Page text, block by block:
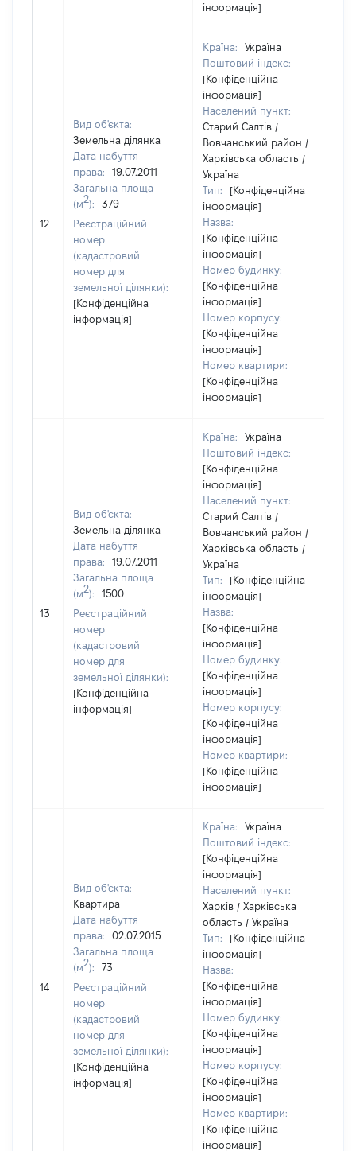
інформація]
12
Вид об'єкта:
Земельна ділянка
Дата набуття
права:
19.07.2011
Загальна площа
(м2):
379
Реєстраційний
номер
(кадастровий
номер для
земельної ділянки):
[Конфіденційна
інформація]
Країна:
Україна
Поштовий індекс:
[Конфіденційна
інформація]
Населений пункт:
Старий Салтів /
Вовчанський район /
Харківська область /
Україна
Тип:
[Конфіденційна
інформація]
Назва:
[Конфіденційна
інформація]
Номер будинку:
[Конфіденційна
інформація]
Номер корпусу:
[Конфіденційна
інформація]
Номер квартири:
[Конфіденційна
інформація]
13
Вид об'єкта:
Земельна ділянка
Дата набуття
права:
19.07.2011
Загальна площа
(м2):
1500
Реєстраційний
номер
(кадастровий
номер для
земельної ділянки):
[Конфіденційна
інформація]
Країна:
Україна
Поштовий індекс:
[Конфіденційна
інформація]
Населений пункт:
Старий Салтів /
Вовчанський район /
Харківська область /
Україна
Тип:
[Конфіденційна
інформація]
Назва:
[Конфіденційна
інформація]
Номер будинку:
[Конфіденційна
інформація]
Номер корпусу:
[Конфіденційна
інформація]
Номер квартири:
[Конфіденційна
інформація]
14
Вид об'єкта:
Квартира
Дата набуття
права:
02.07.2015
Загальна площа
(м2):
73
Реєстраційний
номер
(кадастровий
номер для
земельної ділянки):
[Конфіденційна
інформація]
Країна:
Україна
Поштовий індекс:
[Конфіденційна
інформація]
Населений пункт:
Харків / Харківська
область / Україна
Тип:
[Конфіденційна
інформація]
Назва:
[Конфіденційна
інформація]
Номер будинку:
[Конфіденційна
інформація]
Номер корпусу:
[Конфіденційна
інформація]
Номер квартири:
[Конфіденційна
інформація]